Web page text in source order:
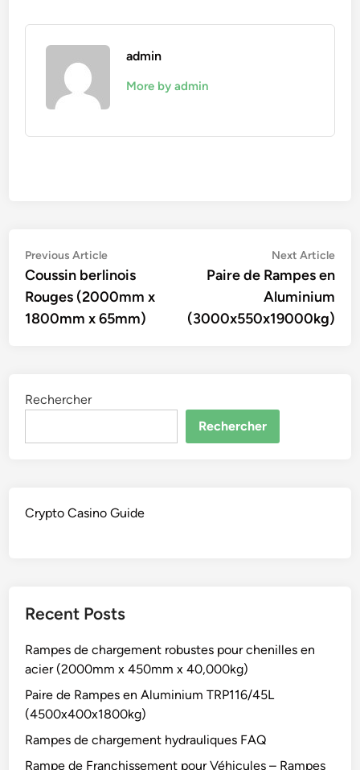
admin
More by admin
Navigation
de
l’article
Previous ArticlePrevious
article:
Coussin berlinois
Rouges (2000mm x
1800mm x 65mm)
Next Article
Paire de Rampes en
Aluminium
(3000x550x19000kg)
Rechercher
Rechercher
Crypto Casino Guide
Recent Posts
Rampes de chargement robustes pour chenilles en
acier (2000mm x 450mm x 40,000kg)
Paire de Rampes en Aluminium TRP116/45L
(4500x400x1800kg)
Rampes de chargement hydrauliques FAQ
Rampe de Franchissement pour Véhicules – Rampes